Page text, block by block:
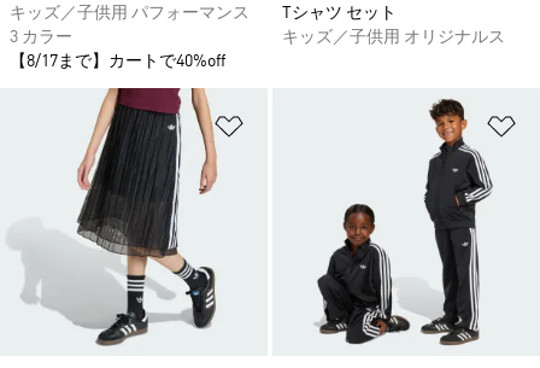
キッズ／子供用 パフォーマンス
3 カラー
【8/17まで】カートで40%off
Tシャツ セット
キッズ／子供用 オリジナルス
ほしいものリストに追加